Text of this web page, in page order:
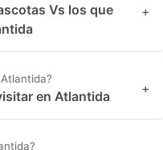
Vs los que
+
en Atlantida +